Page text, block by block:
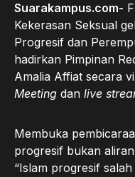
Suarakampus.com-
Kekerasan Seksual
Progresif dan
hadirkan Pimpinan
Amalia Affiat secara
Meeting dan live
Membuka
progresif bukan
“Islam progresif